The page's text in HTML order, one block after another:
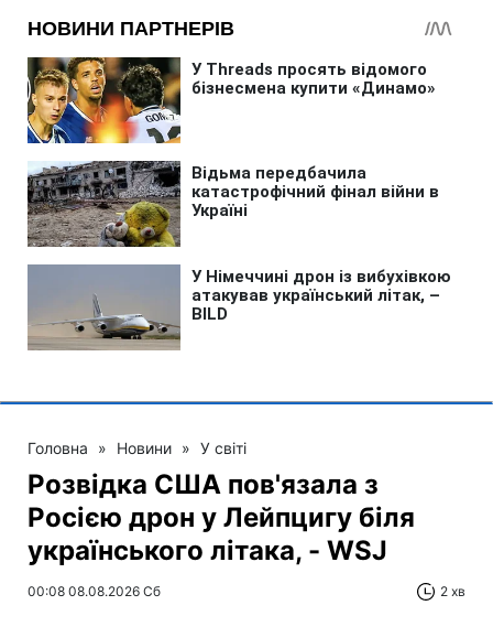
Головна » Новини » У світі
Розвідка США пов'язала з
Росією дрон у Лейпцигу біля
українського літака, - WSJ
00:08 08.08.2026 Сб 2 хв